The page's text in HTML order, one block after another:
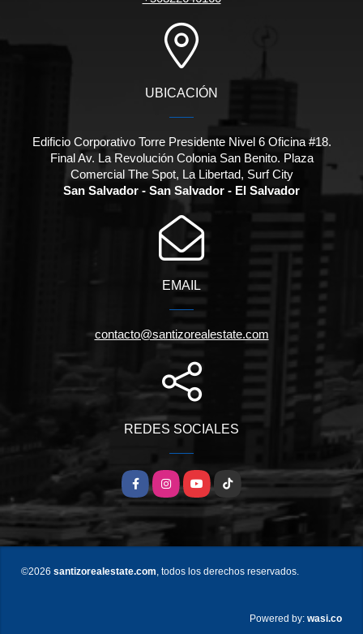
UBICACIÓN
Edificio Corporativo Torre Presidente Nivel 6 Oficina #18.
Final Av. La Revolución Colonia San Benito. Plaza
Comercial The Spot, La Libertad, Surf City
San Salvador - San Salvador - El Salvador
EMAIL
contacto@santizorealestate.com
REDES SOCIALES
FacebookInstagramYouTube
TikTok
©2026 santizorealestate.com, todos los derechos reservados.
Powered by: wasi.co